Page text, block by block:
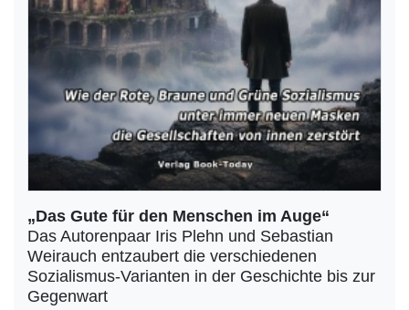
„Das Gute für den Menschen im Auge“
Das Autorenpaar Iris Plehn und Sebastian
Weirauch entzaubert die verschiedenen
Sozialismus-Varianten in der Geschichte bis zur
Gegenwart